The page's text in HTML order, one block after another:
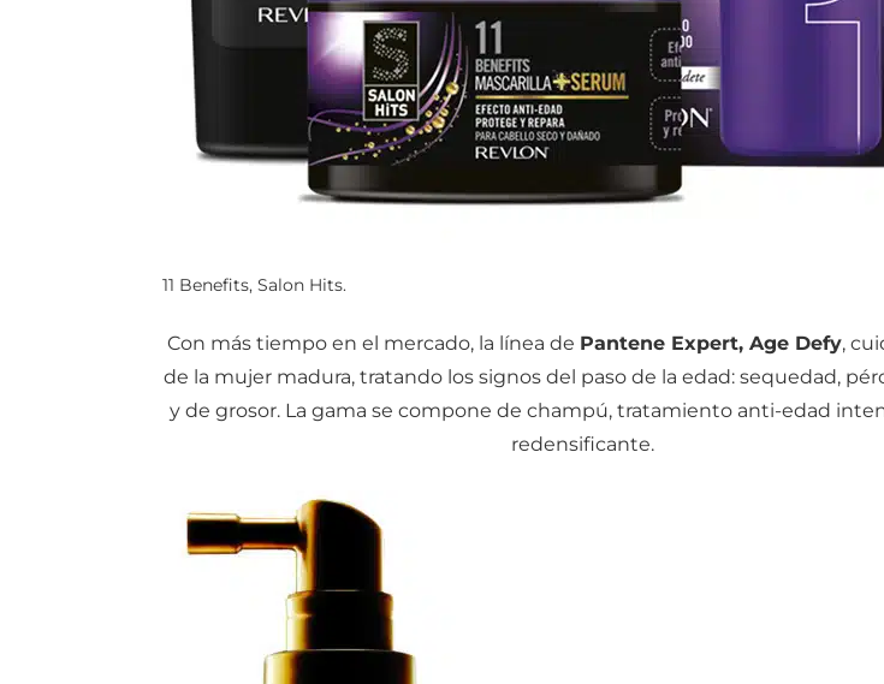
11 Benefits, Salon Hits.
Con más tiempo en el mercado, la línea de Pantene Expert, Age Defy,
de la mujer madura, tratando los signos del paso de la edad: sequedad,
y de grosor. La gama se compone de champú, tratamiento anti-edad
redensificante.